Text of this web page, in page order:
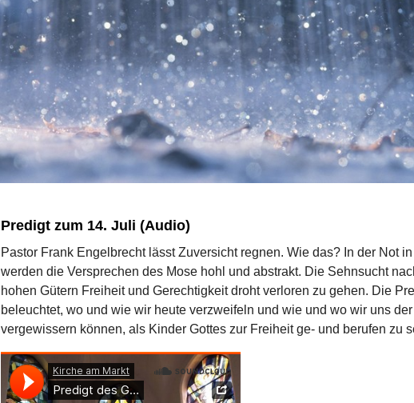
Predigt zum 14. Juli (Audio)
Pastor Frank Engelbrecht lässt Zuversicht regnen. Wie das? In der Not
werden die Versprechen des Mose hohl und abstrakt. Die Sehnsucht
hohen Gütern Freiheit und Gerechtigkeit droht verloren zu gehen. Die
beleuchtet, wo und wie wir heute verzweifeln und wie und wo wir uns
vergewissern können, als Kinder Gottes zur Freiheit ge- und berufen zu